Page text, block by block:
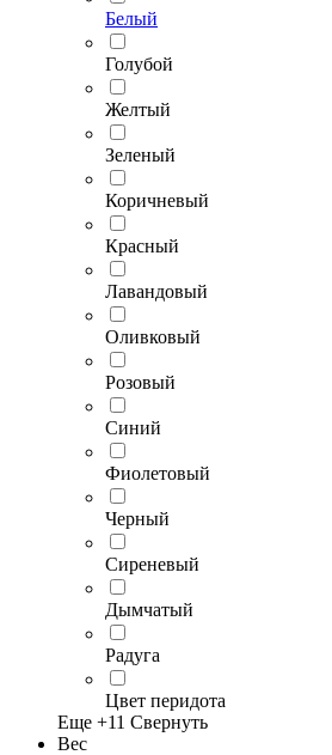
Белый
Голубой
Желтый
Зеленый
Коричневый
Красный
Лавандовый
Оливковый
Розовый
Синий
Фиолетовый
Черный
Сиреневый
Дымчатый
Радуга
Цвет перидота
Еще +11 Свернуть
Вес